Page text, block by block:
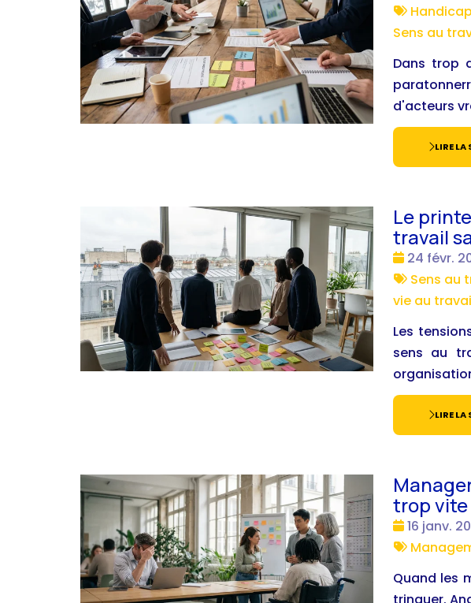
: Tags
:
Sens au
Dans trop
d'acteurs
LIRE LA
Le
travail
Date
:
24 févr.
Tags
:
Sens au
vie au
Les
sens au
LIRE LA
trop vite
Date
:
16 janv.
Tags
Quand les